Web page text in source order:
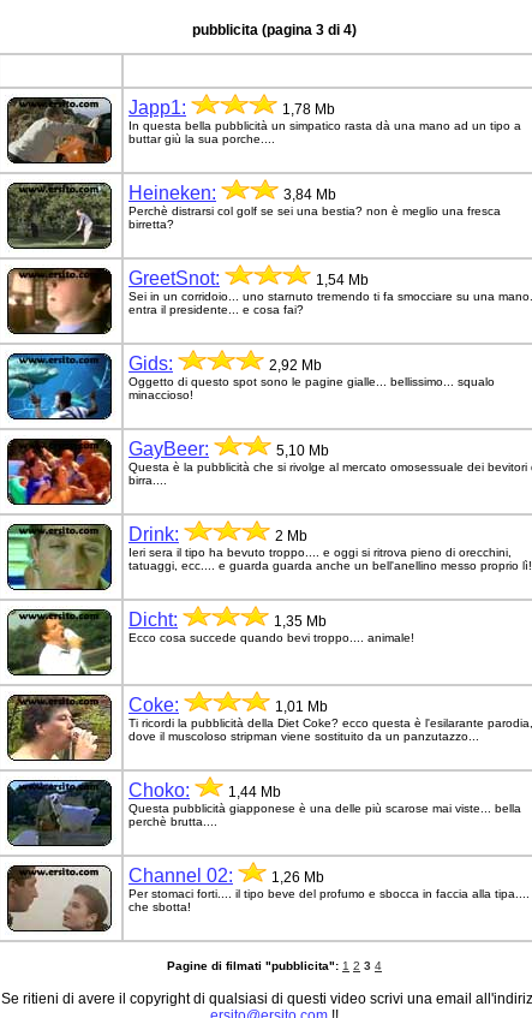
pubblicita (pagina 3 di 4)
Japp1: 1,78 Mb
In questa bella pubblicità un simpatico rasta dà una mano ad un tipo a
buttar giù la sua porche....
Heineken: 3,84 Mb
Perchè distrarsi col golf se sei una bestia? non è meglio una fresca
birretta?
GreetSnot: 1,54 Mb
Sei in un corridoio... uno starnuto tremendo ti fa smocciare su una
entra il presidente... e cosa fai?
Gids: 2,92 Mb
Oggetto di questo spot sono le pagine gialle... bellissimo... squalo
minaccioso!
GayBeer: 5,10 Mb
Questa è la pubblicità che si rivolge al mercato omosessuale dei bevitori
birra....
Drink: 2 Mb
Ieri sera il tipo ha bevuto troppo.... e oggi si ritrova pieno di orecchini,
tatuaggi, ecc.... e guarda guarda anche un bell'anellino messo proprio lì!
Dicht: 1,35 Mb
Ecco cosa succede quando bevi troppo.... animale!
Coke: 1,01 Mb
Ti ricordi la pubblicità della Diet Coke? ecco questa è l'esilarante parodia,
dove il muscoloso stripman viene sostituito da un panzutazzo...
Choko: 1,44 Mb
Questa pubblicità giapponese è una delle più scarose mai viste... bella
perchè brutta....
Channel 02: 1,26 Mb
Per stomaci forti.... il tipo beve del profumo e sbocca in faccia alla tipa....
che sbotta!
Pagine di filmati "pubblicita": 1 2 3 4
Se ritieni di avere il copyright di qualsiasi di questi video scrivi una email